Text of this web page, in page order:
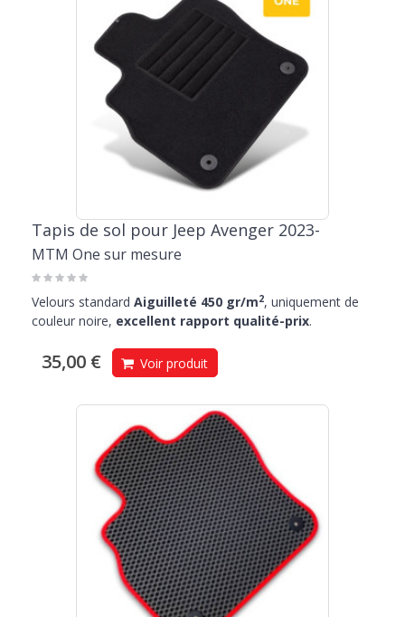
Tapis de sol pour Jeep Avenger 2023-
MTM One sur mesure
Velours standard Aiguilleté 450 gr/m2, uniquement de
couleur noire, excellent rapport qualité-prix.
35,00 € Voir produit